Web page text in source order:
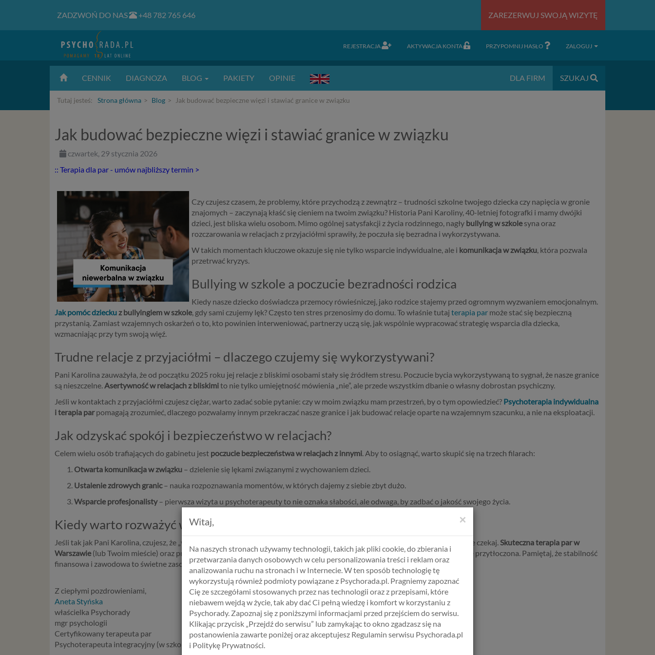
ZADZWOŃ DO NAS +48 782 765 646 ZAREZERWUJ SWOJĄ WIZYTĘ
REJESTRACJA AKTYWACJA KONTA PRZYPOMNIJ HASŁO ZALOGUJ
CENNIK DIAGNOZA BLOG PAKIETY OPINIE DLA FIRM SZUKAJ
Tutaj jesteś: Strona główna Blog Jak budować bezpieczne więzi i stawiać granice w związku
Jak budować bezpieczne więzi i stawiać granice w związku
czwartek, 29 stycznia 2026
:: Terapia dla par - umów najbliższy termin >
Czy czujesz czasem, że problemy, które przychodzą z zewnątrz – trudności szkolne twojego dziecka czy napięcia w gronie
znajomych – zaczynają kłaść się cieniem na twoim związku? Historia Pani Karoliny, 40-letniej fotografki i mamy dwójki
dzieci, jest bliska wielu osobom. Mimo ogólnej satysfakcji z życia rodzinnego, nagły bullying w szkolesyna oraz
rozczarowania w relacjach z przyjaciółmi sprawiły, że poczuła się bezradna i wykorzystywana.
W takich momentach kluczowe okazuje się nie tylko wsparcie indywidualne, ale i komunikacja w związku, która pozwala
przetrwać kryzys.
Bullying w szkole a poczucie bezradności rodzica
Kiedy nasze dziecko doświadcza przemocy rówieśniczej, jako rodzice stajemy przed ogromnym wyzwaniem emocjonalnym.
Jak pomóc dziecku z bullyingiem w szkole, gdy sami czujemy lęk? Często ten stres przenosimy do domu. To właśnie tutaj terapia par może stać się bezpieczną
przystanią. Zamiast wzajemnych oskarżeń o to, kto powinien interweniować, partnerzy uczą się, jak wspólnie wypracować strategię wsparcia dla dziecka,
wzmacniając przy tym swoją więź.
Trudne relacje z przyjaciółmi – dlaczego czujemy się wykorzystywani?
Pani Karolina zauważyła, że od początku 2025 roku jej relacje z bliskimi osobami stały się źródłem stresu. Poczucie bycia wykorzystywaną to sygnał, że nasze granice
są nieszczelne.Asertywność w relacjach z bliskimito nie tylko umiejętność mówienia „nie”, ale przede wszystkim dbanie o własny dobrostan psychiczny.
Jeśli w kontaktach z przyjaciółmi czujesz ciężar, warto zadać sobie pytanie: czy w moim związku mam przestrzeń, by o tym opowiedzieć? Psychoterapia indywidualna
i terapia parpomagają zrozumieć, dlaczego pozwalamy innym przekraczać nasze granice i jak budować relacje oparte na wzajemnym szacunku, a nie na eksploatacji.
Jak odzyskać spokój i bezpieczeństwo w relacjach?
Celem wielu osób trafiających do gabinetu jest poczucie bezpieczeństwa w relacjach z innymi. Aby to osiągnąć, warto skupić się na trzech filarach:
Otwarta komunikacja w związku – dzielenie się lękami związanymi z wychowaniem dzieci.
Ustalenie zdrowych granic– nauka rozpoznawania momentów, w których dajemy z siebie zbyt dużo.
Wsparcie profesjonalisty– pierwsza wizyta u psychoterapeuty to nie oznaka słabości, ale odwaga, by zadbać o jakość swojego życia.
Kiedy warto rozważyć wsparcie psychoterapeuty?
Jeśli tak jak Pani Karolina, czujesz, że „wyzwalaczem” Twojego napięcia są problemy bliskich, a Ty tracisz grunt pod nogami – nie czekaj.Skuteczna terapia par w
Warszawie(lub Twoim mieście) oraz praca indywidualna mogą pomóc Ci zrozumieć mechanizmy, które sprawiają, że czujesz się przytłoczona. Pamiętaj, że stabilność
finansowa i zawodowa to świetne zasoby, ale tozdrowie psychiczne w rodziniejest fundamentem prawdziwego spokoju.
Z ciepłymi pozdrowieniami,
Aneta Styńska
właścielka Psychorady
mgr psychologii
Certyfikowany terapeuta par
Psychoterapeuta integracyjny (w szkoleniu)
×
Witaj,
Na naszych stronach używamy technologii, takich jak pliki cookie, do zbierania i
przetwarzania danych osobowych w celu personalizowania treści i reklam oraz
analizowania ruchu na stronach i w Internecie. W ten sposób technologię tę
wykorzystują również podmioty powiązane z Psychorada.pl. Pragniemy zapoznać
Cię ze szczegółami stosowanych przez nas technologii oraz z przepisami, które
niebawem wejdą w życie, tak aby dać Ci pełną wiedzę i komfort w korzystaniu z
Psychorady. Zapoznaj się z poniższymi informacjami przed przejściem do serwisu.
Klikając przycisk „Przejdź do serwisu” lub zamykając to okno zgadzasz się na
postanowienia zawarte poniżej oraz akceptujesz Regulamin serwisu Psychorada.pl
i Politykę Prywatności.